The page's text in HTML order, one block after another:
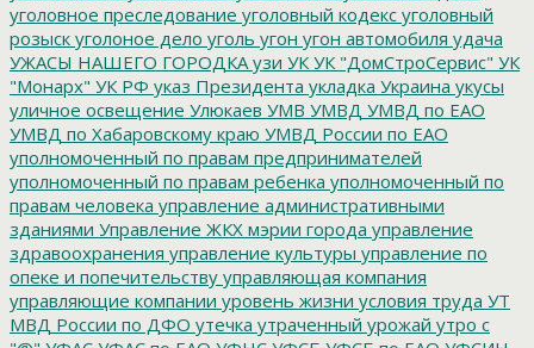
уголовное преследование уголовный кодекс уголовный
розыск уголоное дело уголь угон угон автомобиля удача
УЖАСЫ НАШЕГО ГОРОДКА узи УК УК "ДомСтроСервис" УК
"Монарх" УК РФ указ Президента укладка Украина укусы
уличное освещение Улюкаев УМВ УМВД УМВД по ЕАО
УМВД по Хабаровскому краю УМВД России по ЕАО
уполномоченный по правам предпринимателей
уполномоченный по правам ребенка уполномоченный по
правам человека управление административными
зданиями Управление ЖКХ мэрии города управление
здравоохранения управление культуры управление по
опеке и попечительству управляющая компания
управляющие компании уровень жизни условия труда УТ
МВД России по ДФО утечка утраченный урожай утро с